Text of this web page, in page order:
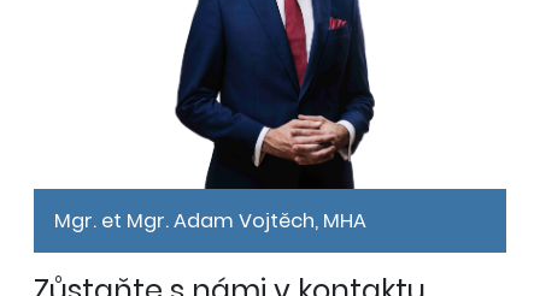
Mgr. et Mgr. Adam Vojtěch, MHA